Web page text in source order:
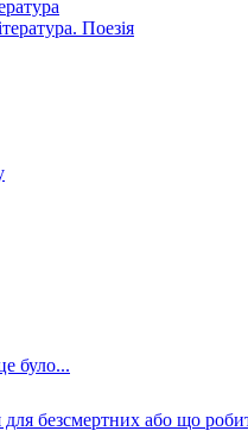
Поезія
було...
для безсмертних або що